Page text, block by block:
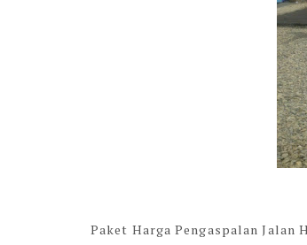
Paket Harga Pengaspalan Jalan